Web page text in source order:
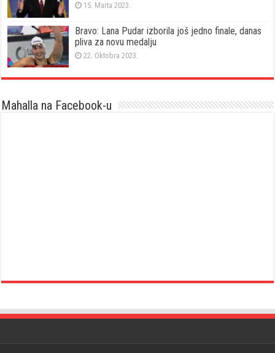
15. Marta 2023.
Bravo: Lana Pudar izborila još jedno finale, danas
pliva za novu medalju
22. Oktobra 2023.
Mahalla na Facebook-u